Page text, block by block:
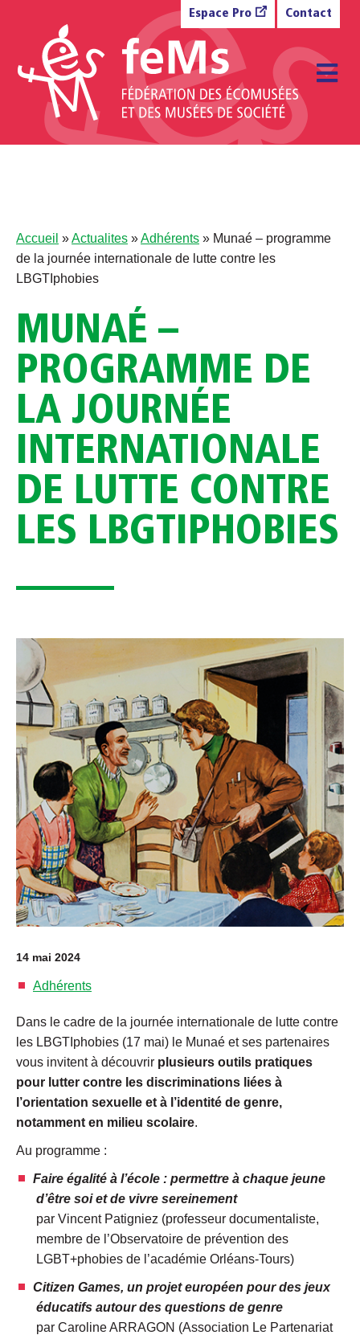
Espace Pro Contact
Accueil »Actualites »Adhérents » Munaé – programme
de la journée internationale de lutte contre les
LBGTIphobies
MUNAÉ –
PROGRAMME DE
LA JOURNÉE
INTERNATIONALE
DE LUTTE CONTRE
LES LBGTIPHOBIES
14 mai 2024
Adhérents
Dans le cadre de la journée internationale de lutte contre
les LBGTIphobies (17 mai) le Munaé et ses partenaires
vous invitent à découvrir plusieurs outils pratiques
pour lutter contre les discriminations liées à
l’orientation sexuelle et à l’identité de genre,
notamment en milieu scolaire.
Au programme :
Faire égalité à l’école : permettre à chaque jeune
d’être soi et de vivre sereinement
par Vincent Patigniez (professeur documentaliste,
membre de l’Observatoire de prévention des
LGBT+phobies de l’académie Orléans-Tours)
Citizen Games, un projet européen pour des jeux
éducatifs autour des questions de genre
par Caroline ARRAGON (Association Le Partenariat